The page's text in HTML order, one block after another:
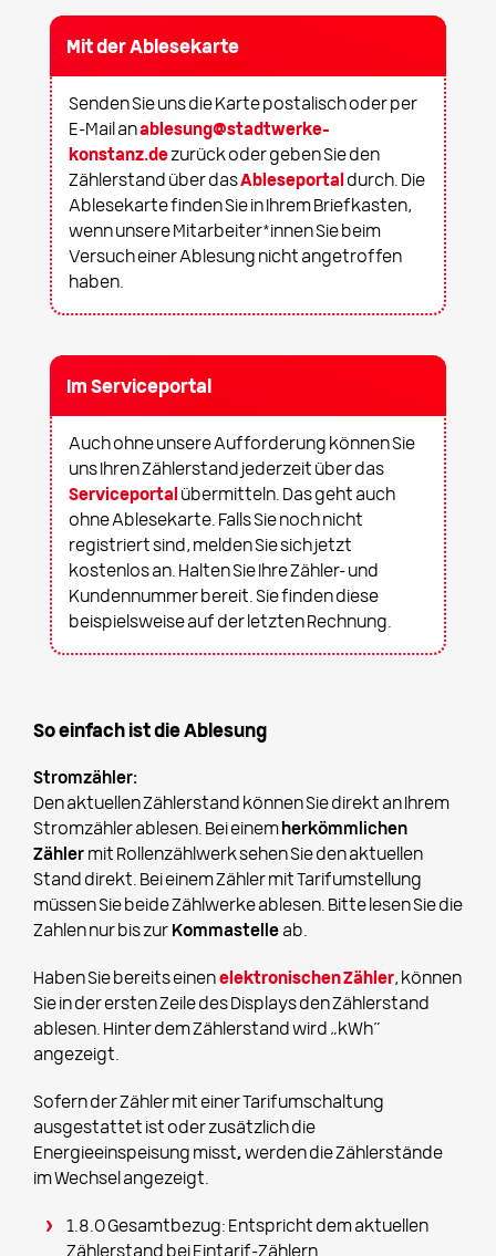
Mit der Ablesekarte
Senden Sie uns die Karte postalisch oder per
E-Mail anablesung@stadtwerke-
konstanz.dezurück oder geben Sie den
Zählerstand über dasAbleseportal durch. Die
Ablesekarte finden Sie in Ihrem Briefkasten,
wenn unsere Mitarbeiter*innen Sie beim
Versuch einer Ablesung nicht angetroffen
haben.
Im Serviceportal
Auch ohne unsere Aufforderung können Sie
uns Ihren Zählerstand jederzeit über das
Serviceportal übermitteln. Das geht auch
ohne Ablesekarte. Falls Sie noch nicht
registriert sind, melden Sie sich jetzt
kostenlos an. Halten Sie Ihre Zähler- und
Kundennummer bereit. Sie finden diese
beispielsweise auf der letzten Rechnung.
So einfach ist die Ablesung
Stromzähler:
Den aktuellen Zählerstand können Sie direkt an Ihrem
Stromzähler ablesen. Bei einem herkömmlichen
Zähler mit Rollenzählwerk sehen Sie den aktuellen
Stand direkt. Bei einem Zähler mit Tarifumstellung
müssen Sie beide Zählwerke ablesen. Bitte lesen Sie die
Zahlen nur bis zur Kommastelle ab.
Haben Sie bereits einenelektronischen Zähler, können
Sie in der ersten Zeile des Displays den Zählerstand
ablesen. Hinter dem Zählerstand wird „kWh“
angezeigt.
Sofern der Zähler mit einer Tarifumschaltung
ausgestattet ist oder zusätzlich die
Energieeinspeisung misst,werden die Zählerstände
im Wechsel angezeigt.
1.8.0 Gesamtbezug: Entspricht dem aktuellen
Zählerstand bei Eintarif-Zählern